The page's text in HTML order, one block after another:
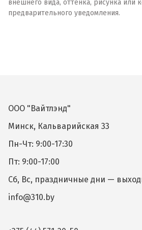
внешнего вида, оттенка, рисунка или
предварительного уведомления.
ООО "Вайтлэнд"
Минск, Кальварийская 33
Пн-Чт: 9:00-17:30
Пт: 9:00-17:00
Сб, Вс, праздничные дни —
info@310.by